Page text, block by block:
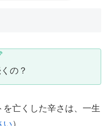
の？
亡くした辛さは、一生